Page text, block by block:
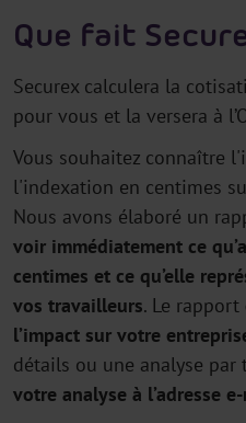
Que fait
Securex calculera la
pour vous et la versera à
Vous souhaitez connaître
l'indexation en centimes
Nous avons élaboré un
voir immédiatement ce
centimes et ce qu’elle
vos travailleurs. Le rapport
l’impact sur votre
détails ou une analyse par
votre analyse à l’adresse